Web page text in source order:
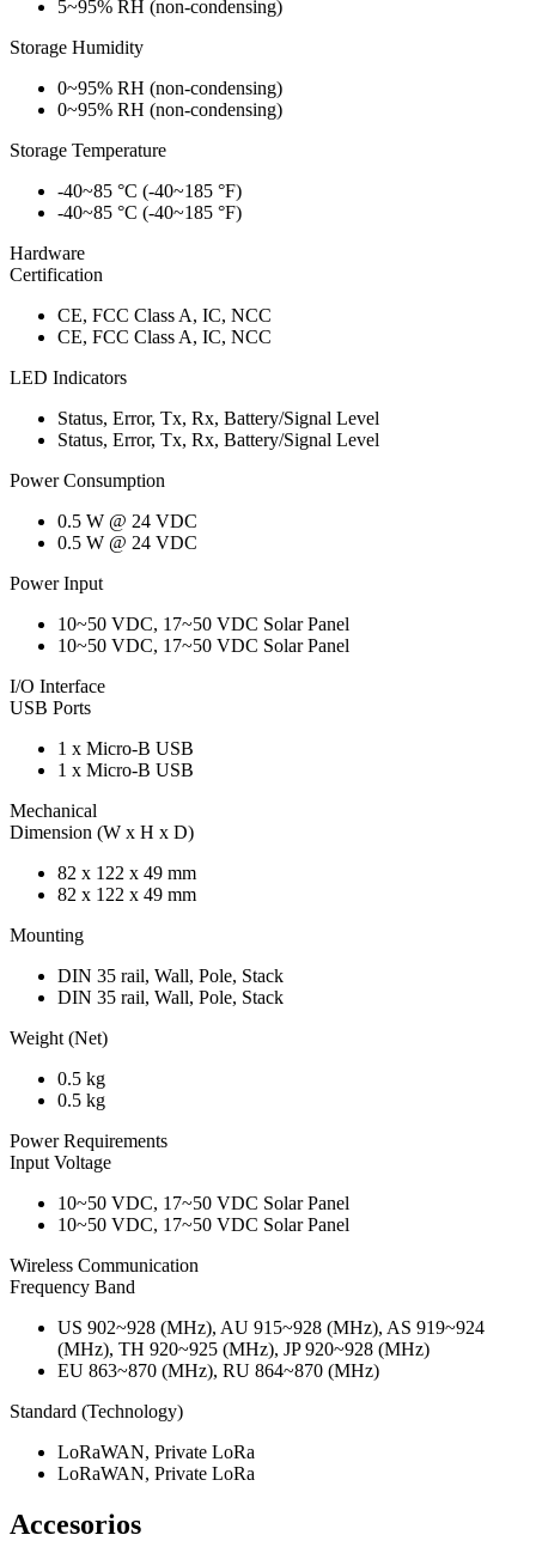
5~95% RH (non-condensing)
Storage Humidity
0~95% RH (non-condensing)
0~95% RH (non-condensing)
Storage Temperature
-40~85 °C (-40~185 °F)
-40~85 °C (-40~185 °F)
Hardware
Certification
CE, FCC Class A, IC, NCC
CE, FCC Class A, IC, NCC
LED Indicators
Status, Error, Tx, Rx, Battery/Signal Level
Status, Error, Tx, Rx, Battery/Signal Level
Power Consumption
0.5 W @ 24 VDC
0.5 W @ 24 VDC
Power Input
10~50 VDC, 17~50 VDC Solar Panel
10~50 VDC, 17~50 VDC Solar Panel
I/O Interface
USB Ports
1 x Micro-B USB
1 x Micro-B USB
Mechanical
Dimension (W x H x D)
82 x 122 x 49 mm
82 x 122 x 49 mm
Mounting
DIN 35 rail, Wall, Pole, Stack
DIN 35 rail, Wall, Pole, Stack
Weight (Net)
0.5 kg
0.5 kg
Power Requirements
Input Voltage
10~50 VDC, 17~50 VDC Solar Panel
10~50 VDC, 17~50 VDC Solar Panel
Wireless Communication
Frequency Band
US 902~928 (MHz), AU 915~928 (MHz), AS 919~924
(MHz), TH 920~925 (MHz), JP 920~928 (MHz)
EU 863~870 (MHz), RU 864~870 (MHz)
Standard (Technology)
LoRaWAN, Private LoRa
LoRaWAN, Private LoRa
Accesorios